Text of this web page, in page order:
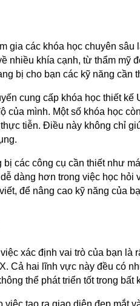
gia các khóa học chuyên
nhiều khía cạnh, từ thẩm mỹ
bị cho bạn các kỹ năng cần
cung cấp khóa học thiết
của mình. Một số khóa học
tiễn. Điều này không chỉ
các công cụ cần thiết như
dàng hơn trong việc học hỏi
để nâng cao kỹ năng của
xác định vai trò của bạn là
Cả hai lĩnh vực này đều có
thể phát triển tốt trong bất
việc tạo ra giao diện đẹp mắt